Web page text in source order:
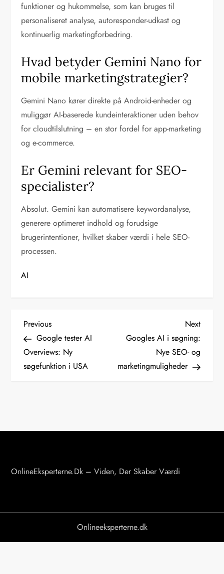
funktioner og hukommelse, som kan bruges til
personaliseret analyse, autoresponder-udkast og
kontinuerlig marketingforbedring.
Hvad betyder Gemini Nano for
mobile marketingstrategier?
Gemini Nano kører direkte på Android-enheder og
muliggør AI-baserede kundeinteraktioner uden behov
for cloudtilslutning – en stor fordel for app-marketing
og e-commerce.
Er Gemini relevant for SEO-
specialister?
Absolut. Gemini kan automatisere keywordanalyse,
generere optimeret indhold og forudsige
brugerintentioner, hvilket skaber værdi i hele SEO-
processen.
AI
I
n
d
l
v
a
Previous
Post
Previous
Google tester AI
Overviews: Ny
søgefunktion i USA
Next
Post
Next
Googles AI i søgning:
Nye SEO- og
marketingmuligheder
OnlineEksperterne.dk – Viden, Der Skaber Værdi
Onlineeksperterne.dk